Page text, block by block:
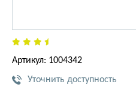
Артикул: 1004342
Уточнить доступность